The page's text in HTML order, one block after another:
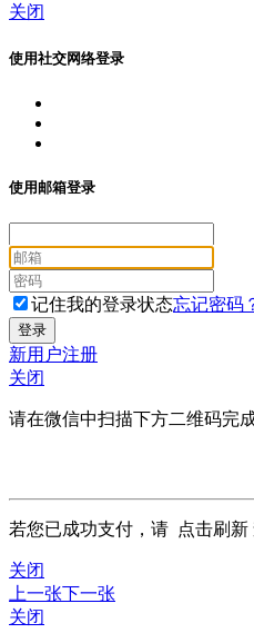
关闭
使用社交网络登录
使用邮箱登录
记住我的登录状态忘记密码
新用户注册
关闭
请在微信中扫描下方二维码完
若您已成功支付，请 点击刷新
关闭
上一张下一张
关闭